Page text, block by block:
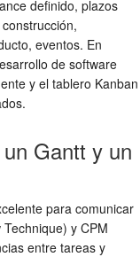
definido, plazos
eventos. En
de software
y el tablero Kanban
Gantt y un
para comunicar
y CPM
entre tareas y